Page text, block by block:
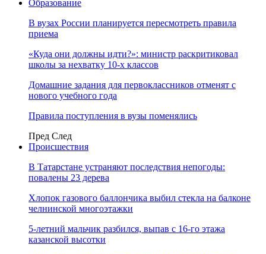
Образование
В вузах России планируется пересмотреть правила
приема
«Куда они должны идти?»: министр раскритиковал
школы за нехватку 10-х классов
Домашние задания для первоклассников отменят с
нового учебного года
Правила поступления в вузы поменялись
Пред След
Происшествия
В Татарстане устраняют последствия непогоды:
повалены 23 дерева
Хлопок газового баллончика выбил стекла на балконе
челнинской многоэтажки
5-летний мальчик разбился, выпав с 16-го этажа
казанской высотки